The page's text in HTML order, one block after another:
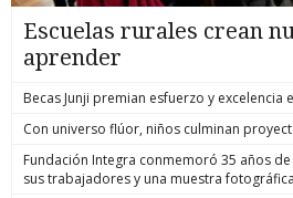
Escuelas rurales crean
aprender
Becas Junji premian esfuerzo y excelencia
Con universo flúor, niños culminan
Fundación Integra conmemoró 35 años
sus trabajadores y una muestra fotográfica